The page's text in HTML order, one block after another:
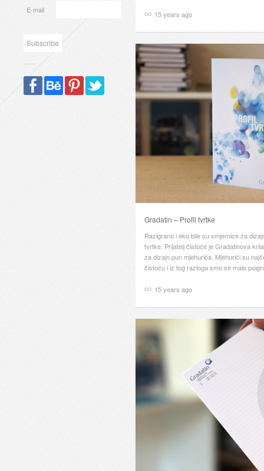
E-mail 15 years ago
Gradatin – Profil tvrtke
Razigrano i eko bile su smjernice za
tvrtke. Prijatelj čistoće je Gradatinova
za dizajn pun mjehurića. Mjehurići su
čistoću i iz tog razloga smo se malo
15 years ago